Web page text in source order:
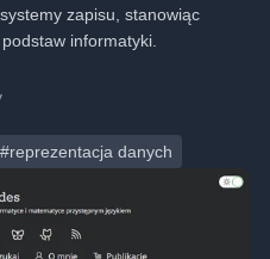
zapisu, stanowiąc
informatyki.
#reprezentacja danych